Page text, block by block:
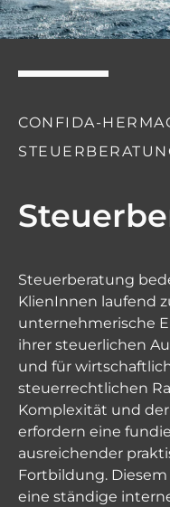
CONFIDA-
Steuerberatung
KlienInnen laufend
unternehmerische
ihrer steuerlichen
und für
steuerrechtlichen
Komplexität und
erfordern eine
ausreichender
Fortbildung.
eine ständige